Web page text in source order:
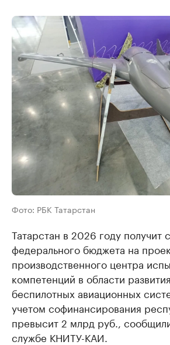
Фото: РБК Татарстан
Татарстан в 2026 году получит
федерального бюджета на
производственного центра
компетенций в области
беспилотных авиационных
учетом софинансирования
превысит 2 млрд руб.,
службе КНИТУ-КАИ.